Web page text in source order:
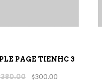
PAGE TIENHC 3
380.00 $300.00